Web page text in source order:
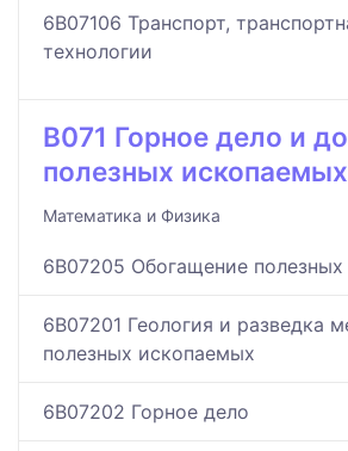
6B07106 Транспорт,
технологии
B071 Горное дело и
полезных ископаемых
Математика и Физика
6B07205 Обогащение
6B07201 Геология и разведка
полезных ископаемых
6B07202 Горное дело